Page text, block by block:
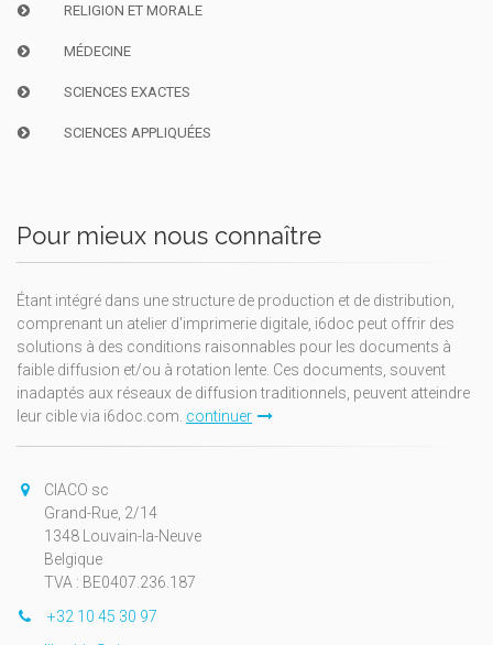
RELIGION ET MORALE
MÉDECINE
SCIENCES EXACTES
SCIENCES APPLIQUÉES
Pour mieux nous connaître
Étant intégré dans une structure de production et de distribution,
comprenant un atelier d'imprimerie digitale, i6doc peut offrir des
solutions à des conditions raisonnables pour les documents à
faible diffusion et/ou à rotation lente. Ces documents, souvent
inadaptés aux réseaux de diffusion traditionnels, peuvent atteindre
leur cible via i6doc.com. continuer
CIACO sc
Grand-Rue, 2/14
1348 Louvain-la-Neuve
Belgique
TVA : BE0407.236.187
+32 10 45 30 97